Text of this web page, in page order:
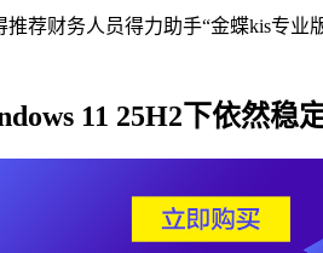
推荐财务人员得力助手“金蝶kis专业
11 25H2下依然稳